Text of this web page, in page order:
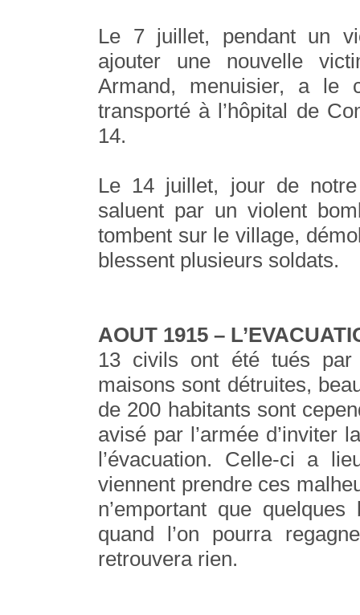
Le 7 juillet, pendant un
ajouter une nouvelle
Armand, menuisier, a le
transporté à l’hôpital de
14.
Le 14 juillet, jour de
saluent par un violent
tombent sur le village,
blessent plusieurs soldats.
AOUT 1915 –
13 civils ont été tués par
maisons sont détruites,
de 200 habitants sont
avisé par l’armée d’inviter
l’évacuation. Celle-ci a
viennent prendre ces
n’emportant que
quand l’on pourra
retrouvera rien.